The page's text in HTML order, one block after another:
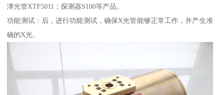
津光管XTF5011；探测器S100等产品。
功能测试：后，进行功能测试，确保X光管能够正常工作，并产生准
确的X光。